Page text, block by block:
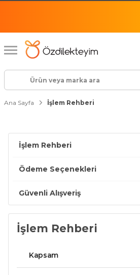
Ana Sayfa İşlem Rehberi
İşlem Rehberi
Ödeme Seçenekleri
Güvenli Alışveriş
İşlem Rehberi
Kapsam